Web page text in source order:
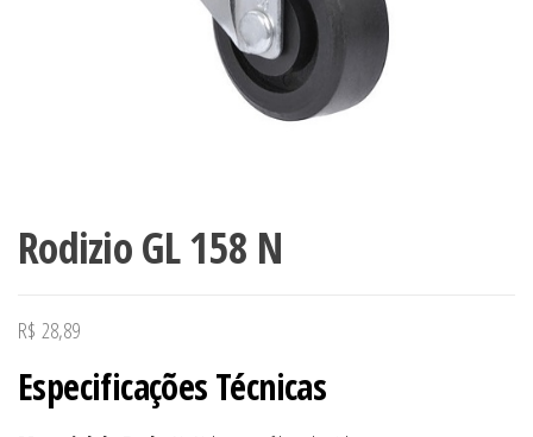
Rodizio GL 158 N
R$ 28,89
Especificações Técnicas